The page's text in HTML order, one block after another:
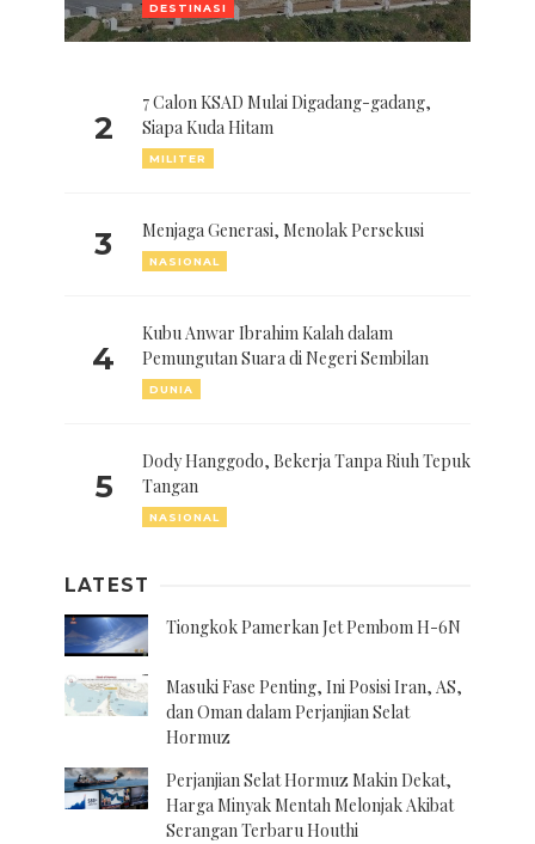
DESTINASI
2
7 Calon KSAD Mulai Digadang-gadang,
Siapa Kuda Hitam
MILITER
3 Menjaga Generasi, Menolak Persekusi
NASIONAL
4
Kubu Anwar Ibrahim Kalah dalam
Pemungutan Suara di Negeri Sembilan
DUNIA
5
Dody Hanggodo, Bekerja Tanpa Riuh Tepuk
Tangan
NASIONAL
LATEST
Tiongkok Pamerkan Jet Pembom H-6N
Masuki Fase Penting, Ini Posisi Iran, AS,
dan Oman dalam Perjanjian Selat
Hormuz
Perjanjian Selat Hormuz Makin Dekat,
Harga Minyak Mentah Melonjak Akibat
Serangan Terbaru Houthi